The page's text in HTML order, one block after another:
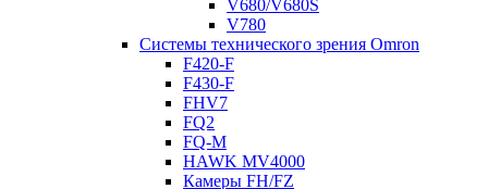
V680/V680S
V780
Системы технического зрения Omron
F420-F
F430-F
FHV7
FQ2
FQ-M
HAWK MV4000
Камеры FH/FZ